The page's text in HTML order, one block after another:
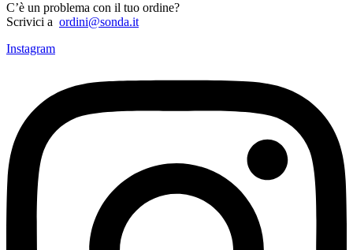
C’è un problema con il tuo ordine?
Scrivici a ordini@sonda.it
Instagram